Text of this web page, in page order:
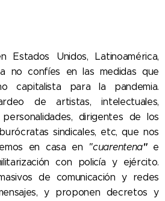
Unidos, Latinoamérica,
no confíes en las medidas que
capitalista para la pandemia.
de artistas, intelectuales,
dirigentes de los
sindicales, etc, que nos
en casa en "cuarentena" e
con policía y ejército.
de comunicación y redes
y proponen decretos y